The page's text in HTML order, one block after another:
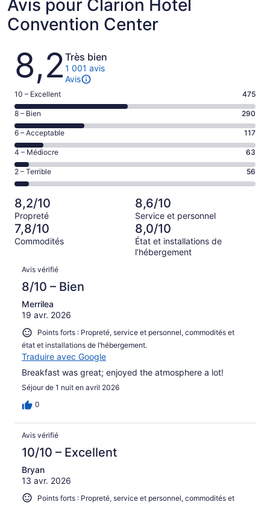
Avis pour Clarion Hotel
Convention Center
Avis
8,2 Très bien
1 001 avis
Avis
Note
de 10
–
Excellent,
d’après
475 avis
sur 1001.
10 – Excellent 475
Note
de 8
–
Bien,
d’après
290 avis
sur 1001.
8 – Bien 290
Note
de 6
–
Acceptable,
d’après
sur 1001.
6 – Acceptable 117
Note
de 4
–
Médiocre,
d’après
63 avis
sur 1001.
4 – Médiocre 63
Note
de 2
–
Terrible,
d’après
56 avis
sur 1001.
2 – Terrible 56
8,2/10
Propreté
8,6/10
Service et personnel
7,8/10
Commodités
8,0/10
État et installations de
l’hébergement
Avis
Avis vérifié
8/10 – Bien
Merrilea
19 avr. 2026
Points forts : Propreté, service et personnel, commodités et
état et installations de l’hébergement.
Traduire avec Google
Breakfast was great; enjoyed the atmosphere a lot!
Séjour de 1 nuit en avril 2026
0
Avis vérifié
10/10 – Excellent
Bryan
13 avr. 2026
Points forts : Propreté, service et personnel, commodités et